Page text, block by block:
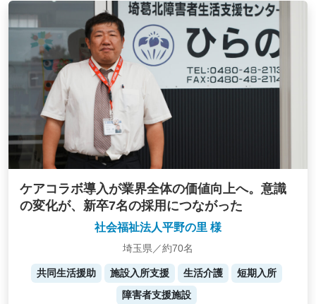
ケアコラボ導入が業界全体の価値向上へ。意識
の変化が、新卒7名の採用につながった
社会福祉法人平野の里 様
埼玉県／約70名
共同生活援助 施設入所支援 生活介護
短期入所
障害者支援施設